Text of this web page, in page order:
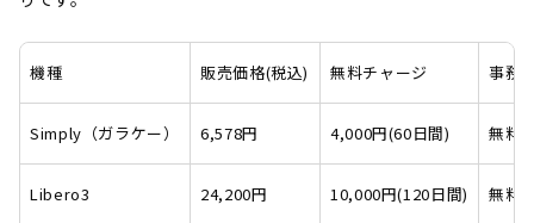
機種 販売価格(税込) 無料チャージ 事務
Simply（ガラケー） 6,578円 4,000円(60日間) 無料
Libero3 24,200円 10,000円(120日間) 無料